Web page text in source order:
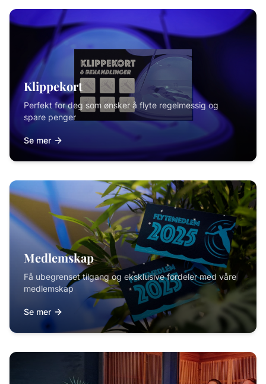
Klippekort
Perfekt for deg som ønsker å flyte regelmessig og
spare penger
Se mer
Medlemskap
Få ubegrenset tilgang og eksklusive fordeler med våre
medlemskap
Se mer